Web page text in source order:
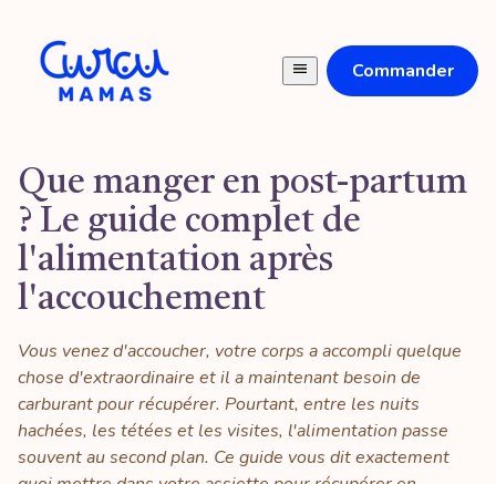
Commander
Que manger en post-partum
? Le guide complet de
l'alimentation après
l'accouchement
Vous venez d'accoucher, votre corps a accompli quelque
chose d'extraordinaire et il a maintenant besoin de
carburant pour récupérer. Pourtant, entre les nuits
hachées, les tétées et les visites, l'alimentation passe
souvent au second plan. Ce guide vous dit exactement